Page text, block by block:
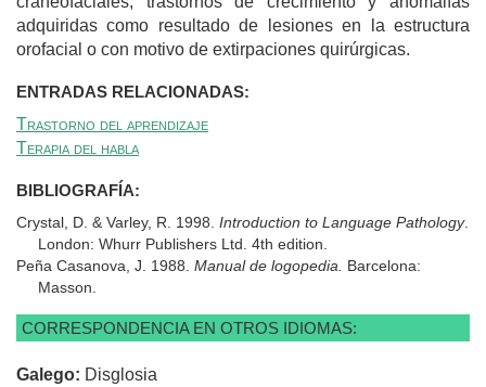
adquiridas como resultado de lesiones en la estructura
orofacial o con motivo de extirpaciones quirúrgicas.
ENTRADAS RELACIONADAS:
Trastorno del aprendizaje
Terapia del habla
BIBLIOGRAFÍA:
Crystal, D. & Varley, R. 1998. Introduction to Language Pathology.
London: Whurr Publishers Ltd. 4th edition.
Peña Casanova, J. 1988. Manual de logopedia. Barcelona:
Masson.
CORRESPONDENCIA EN OTROS IDIOMAS:
Galego: Disglosia